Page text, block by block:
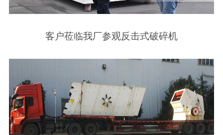
客户莅临我厂参观反击式破碎机